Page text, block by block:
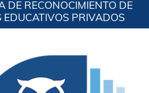
DE RECONOCIMIENTO DE
EDUCATIVOS PRIVADOS